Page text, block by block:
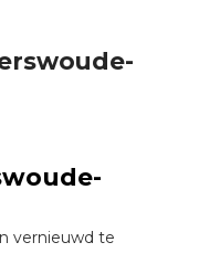
vernieuwd te